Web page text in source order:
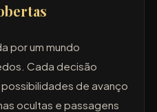
por um mundo
Cada decisão
de avanço
ocultas e passagens